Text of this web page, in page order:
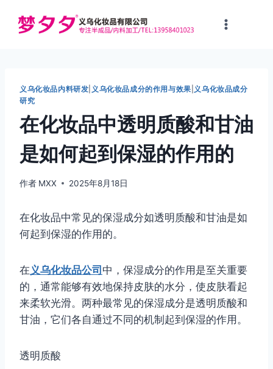
义乌化妆品内料研发 义乌化妆品成分的作用与效果 义乌化妆品成分
研究
在化妆品中透明质酸和甘油
是如何起到保湿的作用的
作者 MXX 2025年8月18日
在化妆品中常见的保湿成分如透明质酸和甘油是如
何起到保湿的作用的。
在 义乌化妆品公司 中，保湿成分的作用是至关重要
的，通常能够有效地保持皮肤的水分，使皮肤看起
来柔软光滑。两种最常见的保湿成分是透明质酸和
甘油，它们各自通过不同的机制起到保湿的作用。
透明质酸